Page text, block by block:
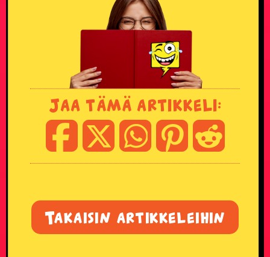
Lippikset ja myssyt
Mukit ja tarvikkeet
Vitsien Vitsit Verkkokauppa
SOSIAALINEN MEDIA
Facebook
Jaa tämä artikkeli:
Takaisin artikkeleihin